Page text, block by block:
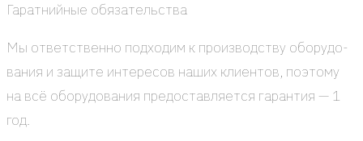
Гарат­ний­ные обя­за­тель­ства
Мы ответ­ствен­но под­хо­дим к про­из­вод­ству обо­ру­до­
ва­ния и защи­те инте­ре­сов наших кли­ен­тов, поэто­му
на всё обо­ру­до­ва­ния предо­став­ля­ет­ся гаран­тия — 1
год.